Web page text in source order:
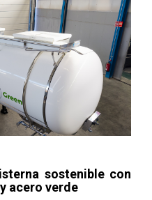
sostenible con
acero verde